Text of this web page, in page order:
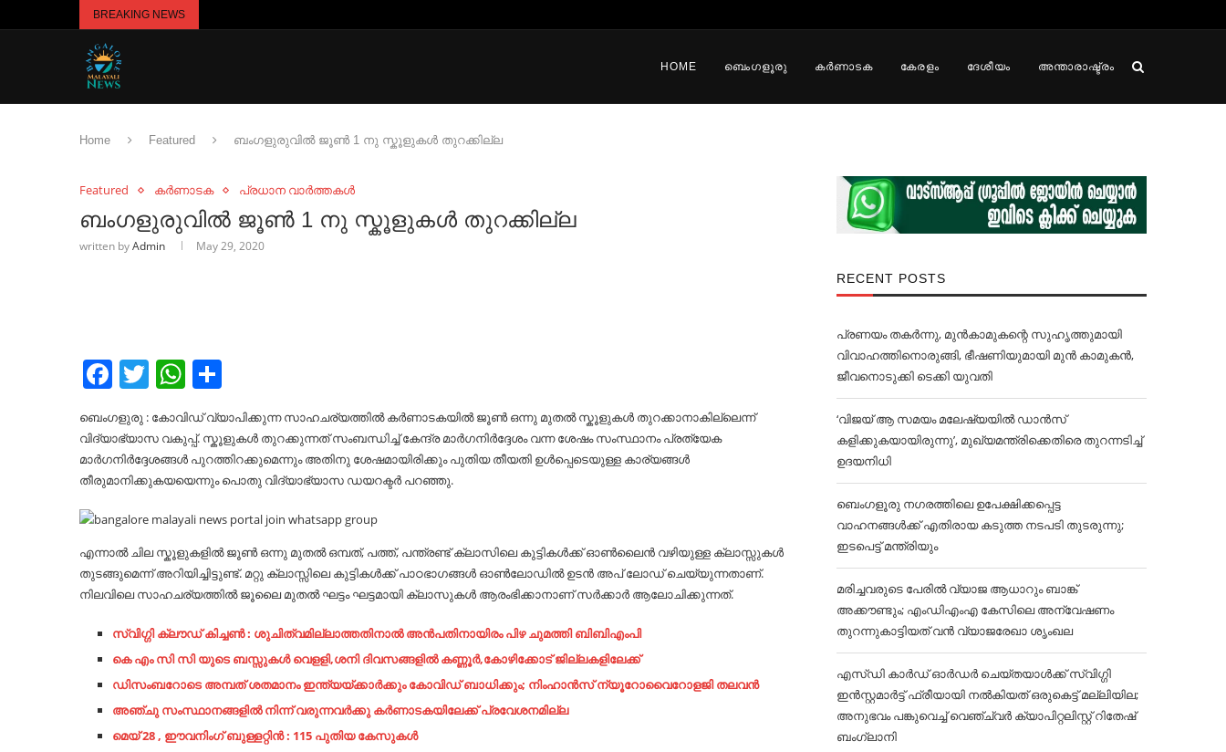
BREAKING NEWS
HOME ബെംഗളൂരു കർണാടക കേരളം ദേശീയം അന്താരാഷ്ട്രം
Home Featured ബംഗളുരുവിൽ ജൂൺ 1 നു സ്കൂളുകൾ തുറക്കില്ല
Featured കർണാടക പ്രധാന വാർത്തകൾ
ബംഗളുരുവിൽ ജൂൺ 1 നു സ്കൂളുകൾ തുറക്കില്ല
written byAdmin May 29, 2020
Facebook
TwitterWhatsApp
ബെംഗളുരു : കോവിഡ് വ്യാപിക്കുന്ന സാഹചര്യത്തിൽ കർണാടകയിൽ ജൂൺ ഒന്നു മുതൽ സ്കൂളുകൾ തുറക്കാനാകില്ലെന്ന്
വിദ്യാഭ്യാസ വകുപ്പ്. സ്കൂളുകൾ തുറക്കുന്നത് സംബന്ധിച്ച് കേന്ദ്ര മാർഗനിർദ്ദേശം വന്ന ശേഷം സംസ്ഥാനം പ്രത്യേക
മാർഗനിർദ്ദേശങ്ങൾ പുറത്തിറക്കുമെന്നും അതിനു ശേഷമായിരിക്കും പുതിയ തീയതി ഉൾപ്പെടെയുള്ള കാര്യങ്ങൾ
തീരുമാനിക്കുകയയെന്നും പൊതു വിദ്യാഭ്യാസ ഡയറക്ടർ പറഞ്ഞു.
എന്നാൽ ചില സ്കൂളുകളിൽ ജൂൺ ഒന്നു മുതൽ ഒമ്പത്, പത്ത്, പന്ത്രണ്ട് ക്ലാസിലെ കുട്ടികൾക്ക് ഓൺലൈൻ വഴിയുള്ള ക്ലാസ്സുകൾ
തുടങ്ങുമെന്ന് അറിയിച്ചിട്ടുണ്ട്. മറ്റു ക്ലാസ്സിലെ കുട്ടികൾക്ക് പാഠഭാഗങ്ങൾ ഓൺലോഡിൽ ഉടൻ അപ് ലോഡ് ചെയ്യുന്നതാണ്.
നിലവിലെ സാഹചര്യത്തിൽ ജൂലൈ മുതൽ ഘട്ടം ഘട്ടമായി ക്ലാസുകൾ ആരംഭിക്കാനാണ് സർക്കാർ ആലോചിക്കുന്നത്.
സ്വിഗ്ഗി ക്ലൗഡ് കിച്ചൺ : ശുചിത്വമില്ലാത്തതിനാൽ അൻപതിനായിരം പിഴ ചുമത്തി ബിബിഎംപി
കെ എം സി സി യുടെ ബസ്സുകൾ വെളളി,ശനി ദിവസങ്ങളിൽ കണ്ണൂർ,കോഴിക്കോട് ജില്ലകളിലേക്ക്
ഡിസംബറോടെ അമ്പത് ശതമാനം ഇന്ത്യയ്ക്കാര്‍ക്കും കോവിഡ് ബാധിക്കും; നിംഹാന്‍സ് ന്യൂറോവൈറോളജി തലവന്‍
അഞ്ചു സംസ്ഥാനങ്ങളിൽ നിന്ന് വരുന്നവർക്കു കർണാടകയിലേക്ക് പ്രവേശനമില്ല
മെയ് 28 , ഈവനിംഗ് ബുള്ളറ്റിൻ : 115 പുതിയ കേസുകൾ
RECENT POSTS
പ്രണയം തകര്‍ന്നു, മുൻകാമുകന്റെ സുഹൃത്തുമായി
വിവാഹത്തിനൊരുങ്ങി, ഭീഷണിയുമായി മുൻ കാമുകൻ,
ജീവനൊടുക്കി ടെക്കി യുവതി
‘വിജയ് ആ സമയം മലേഷ്യയില്‍ ഡാൻസ്
കളിക്കുകയായിരുന്നു’, മുഖ്യമന്ത്രിക്കെതിരെ തുറന്നടിച്ച്‌
ഉദയനിധി
ബെംഗളൂരു നഗരത്തിലെ ഉപേക്ഷിക്കപ്പെട്ട
വാഹനങ്ങള്‍ക്ക് എതിരായ കടുത്ത നടപടി തുടരുന്നു;
ഇടപെട്ട് മന്ത്രിയും
മരിച്ചവരുടെ പേരിൽ വ്യാജ ആധാറും ബാങ്ക്
അക്കൗണ്ടും; എംഡിഎംഎ കേസിലെ അന്വേഷണം
തുറന്നുകാട്ടിയത് വൻ വ്യാജരേഖാ ശൃംഖല
എസ്ഡി കാര്‍ഡ് ഓര്‍ഡര്‍ ചെയ്തയാള്‍ക്ക് സ്വിഗ്ഗി
ഇൻസ്റ്റമാര്‍ട്ട് ഫ്രീയായി നല്‍കിയത് ഒരുകെട്ട് മല്ലിയില;
അനുഭവം പങ്കുവെച്ച്‌ വെഞ്ച്വര്‍ ക്യാപിറ്റലിസ്റ്റ് റിതേഷ്
ബംഗ്ലാനി